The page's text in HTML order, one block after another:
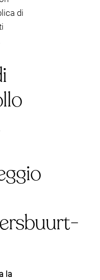
di
la